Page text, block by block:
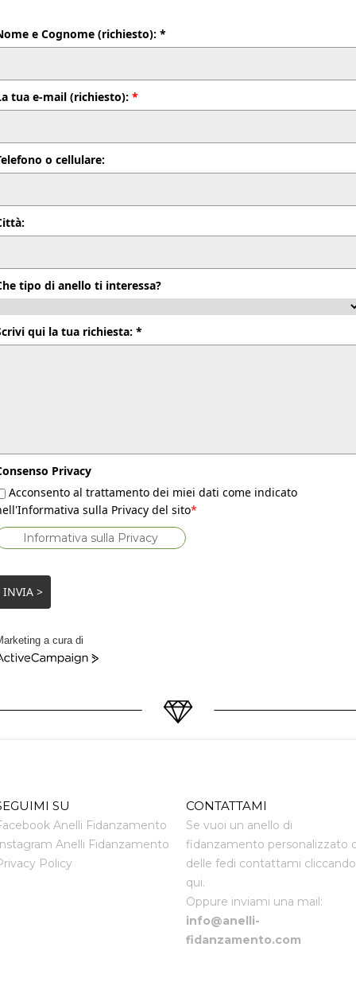
e Cognome (richiesto): *
tua e-mail (richiesto): *
o cellulare:
tipo di anello ti interessa?
qui la tua richiesta: *
Privacy
Acconsento al trattamento dei miei dati come indicato
sulla Privacy del sito*
Informativa sulla Privacy
INVIA >
a cura di
SU
Anelli Fidanzamento
Anelli Fidanzamento
Policy
CONTATTAMI
Se vuoi un anello di
fidanzamento personalizzato
delle fedi contattami cliccando
qui.
Oppure inviami una mail:
info@anelli-
fidanzamento.com